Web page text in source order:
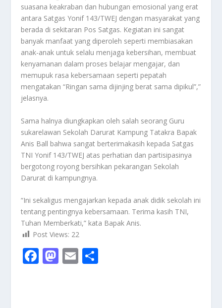
suasana keakraban dan hubungan emosional yang erat
antara Satgas Yonif 143/TWEJ dengan masyarakat yang
berada di sekitaran Pos Satgas. Kegiatan ini sangat
banyak manfaat yang diperoleh seperti membiasakan
anak-anak untuk selalu menjaga kebersihan, membuat
kenyamanan dalam proses belajar mengajar, dan
memupuk rasa kebersamaan seperti pepatah
mengatakan “Ringan sama dijinjing berat sama dipikul”,”
jelasnya.
Sama halnya diungkapkan oleh salah seorang Guru
sukarelawan Sekolah Darurat Kampung Tatakra Bapak
Anis Ball bahwa sangat berterimakasih kepada Satgas
TNI Yonif 143/TWEJ atas perhatian dan partisipasinya
bergotong royong bersihkan pekarangan Sekolah
Darurat di kampungnya.
“Ini sekaligus mengajarkan kepada anak didik sekolah ini
tentang pentingnya kebersamaan. Terima kasih TNI,
Tuhan Memberkati,” kata Bapak Anis.
Post Views: 22
F M E